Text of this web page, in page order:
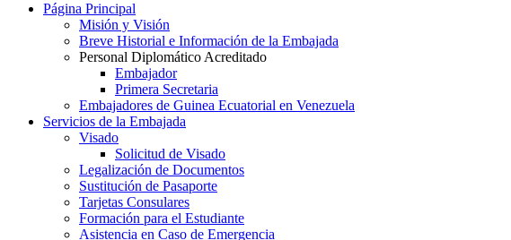
Página Principal
Misión y Visión
Breve Historial e Información de la Embajada
Personal Diplomático Acreditado
Embajador
Primera Secretaria
Embajadores de Guinea Ecuatorial en Venezuela
Servicios de la Embajada
Visado
Solicitud de Visado
Legalización de Documentos
Sustitución de Pasaporte
Tarjetas Consulares
Formación para el Estudiante
Asistencia en Caso de Emergencia